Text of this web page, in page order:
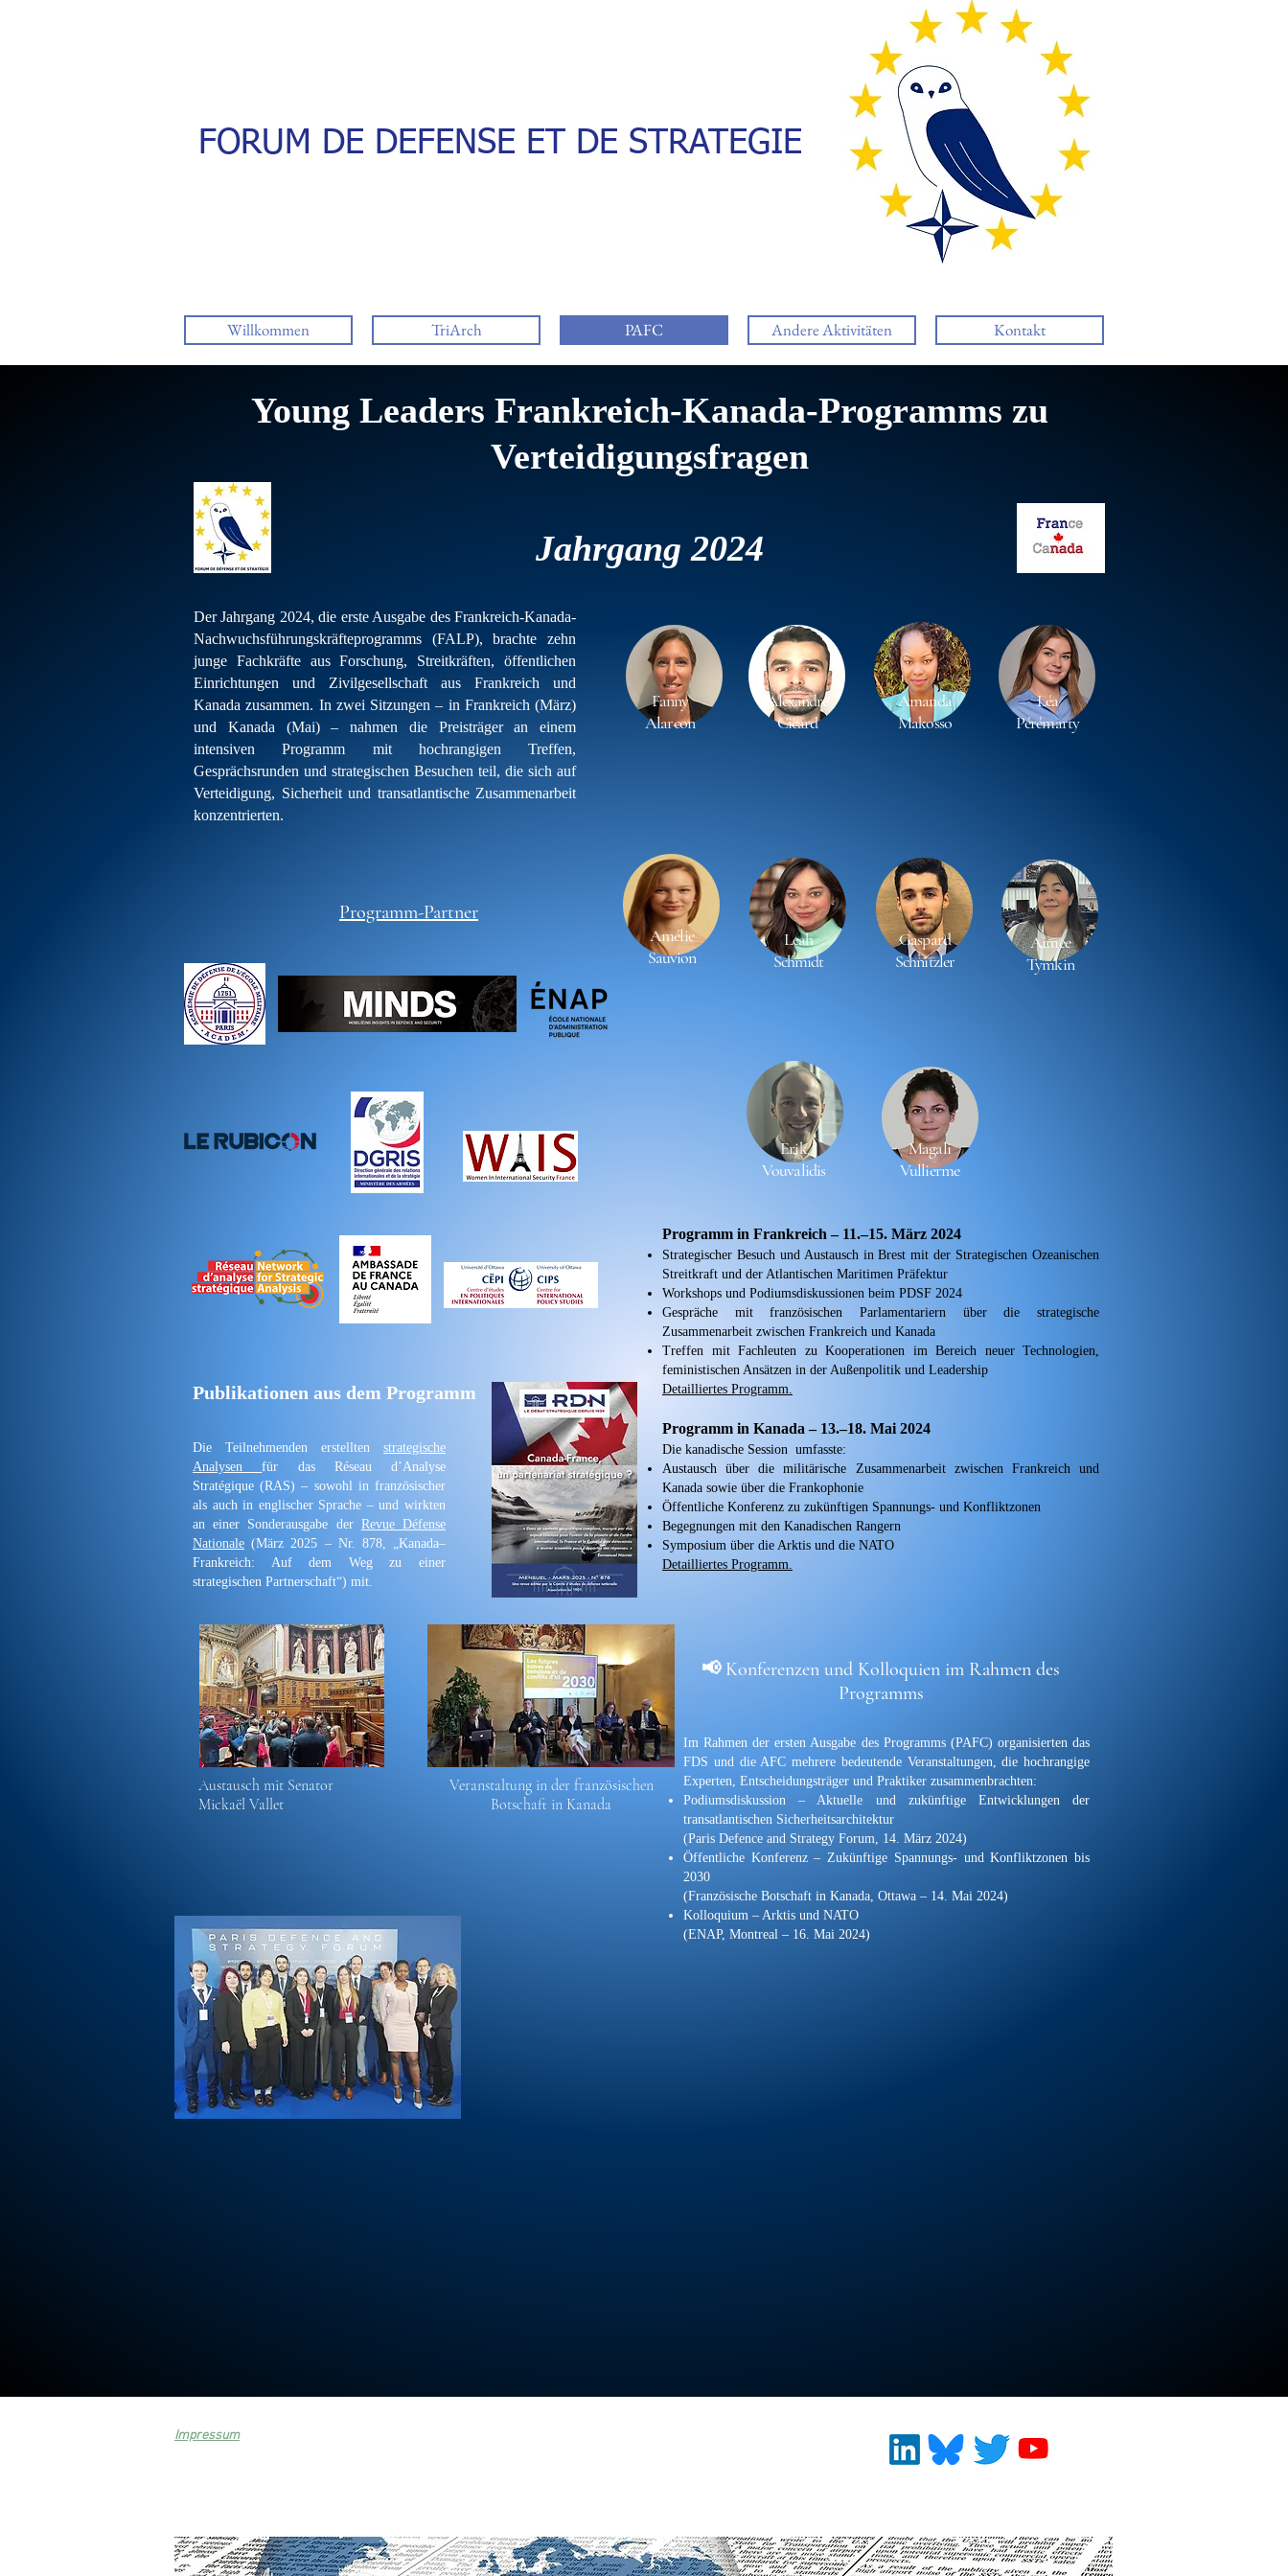
FORUM DE DEFENSE ET DE STRATEGIE
Willkommen TriArch PAFC Andere Aktivitäten Kontakt
Young Leaders Frankreich-Kanada-Programms zu
Verteidigungsfragen
Jahrgang 2024
Der Jahrgang 2024, die erste Ausgabe des Frankreich-Kanada-
Nachwuchsführungskräfteprogramms (FALP), brachte zehn
junge Fachkräfte aus Forschung, Streitkräften, öffentlichen
Einrichtungen und Zivilgesellschaft aus Frankreich und
Kanada zusammen. In zwei Sitzungen – in Frankreich (März)
und Kanada (Mai) – nahmen die Preisträger an einem
intensiven Programm mit hochrangigen Treffen,
Gesprächsrunden und strategischen Besuchen teil, die sich auf
Verteidigung, Sicherheit und transatlantische Zusammenarbeit
konzentrierten.
Fanny
Alarcon
Alexandre
Cicard
Amanda
Makosso
Léa
Pérémarty
Amélie
Sauvion
Programm-Partner
Leah
Schmidt
Gaspard
Schnitzler
Aimee
Tymkin
Erik
Vouvalidis
Magali
Vullierme
Publikationen aus dem Programm
Die Teilnehmenden erstellten strategische
Analysenfür das Réseau d’Analyse
Stratégique (RAS) – sowohl in französischer
als auch in englischer Sprache – und wirkten
an einer Sonderausgabe der Revue Défense
Nationale (März 2025 – Nr. 878, „Kanada–
Frankreich: Auf dem Weg zu einer
strategischen Partnerschaft“) mit.
Programm in Frankreich – 11.–15. März 2024
Strategischer Besuch und Austausch in Brest mit der Strategischen Ozeanischen
Streitkraft und der Atlantischen Maritimen Präfektur
Workshops und Podiumsdiskussionen beim PDSF 2024
Gespräche mit französischen Parlamentariern über die strategische
Zusammenarbeit zwischen Frankreich und Kanada
Treffen mit Fachleuten zu Kooperationen im Bereich neuer Technologien,
feministischen Ansätzen in der Außenpolitik und Leadership
Detailliertes Programm.
Programm in Kanada – 13.–18. Mai 2024
Die kanadische Session umfasste:
Austausch über die militärische Zusammenarbeit zwischen Frankreich und
Kanada sowie über die Frankophonie
Öffentliche Konferenz zu zukünftigen Spannungs- und Konfliktzonen
Begegnungen mit den Kanadischen Rangern
Symposium über die Arktis und die NATO
Detailliertes Programm.
📢 Konferenzen und Kolloquien im Rahmen des
Programms
Austausch mit Senator
Mickaël Vallet
Veranstaltung in der französischen
Botschaft in Kanada
Im Rahmen der ersten Ausgabe des Programms (PAFC) organisierten das
FDS und die AFC mehrere bedeutende Veranstaltungen, die hochrangige
Experten, Entscheidungsträger und Praktiker zusammenbrachten:
Podiumsdiskussion – Aktuelle und zukünftige Entwicklungen der
transatlantischen Sicherheitsarchitektur
(Paris Defence and Strategy Forum, 14. März 2024)
Öffentliche Konferenz – Zukünftige Spannungs- und Konfliktzonen bis
2030
(Französische Botschaft in Kanada, Ottawa – 14. Mai 2024)
Kolloquium – Arktis und NATO
(ENAP, Montreal – 16. Mai 2024)
Impressum